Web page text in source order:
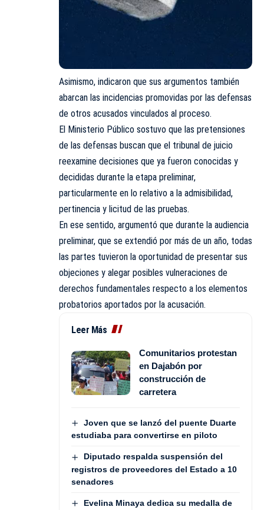
Asimismo, indicaron que sus argumentos también
abarcan las incidencias promovidas por las defensas
de otros acusados vinculados al proceso.
El Ministerio Público sostuvo que las pretensiones
de las defensas buscan que el tribunal de juicio
reexamine decisiones que ya fueron conocidas y
decididas durante la etapa preliminar,
particularmente en lo relativo a la admisibilidad,
pertinencia y licitud de las pruebas.
En ese sentido, argumentó que durante la audiencia
preliminar, que se extendió por más de un año, todas
las partes tuvieron la oportunidad de presentar sus
objeciones y alegar posibles vulneraciones de
derechos fundamentales respecto a los elementos
probatorios aportados por la acusación.
Leer Más
Comunitarios protestan
en Dajabón por
construcción de
carretera
Joven que se lanzó del puente Duarte
estudiaba para convertirse en piloto
Diputado respalda suspensión del
registros de proveedores del Estado a 10
senadores
Evelina Minaya dedica su medalla de